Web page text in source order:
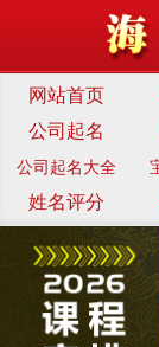
网站首页
公司起名
公司起名大全
姓名评分